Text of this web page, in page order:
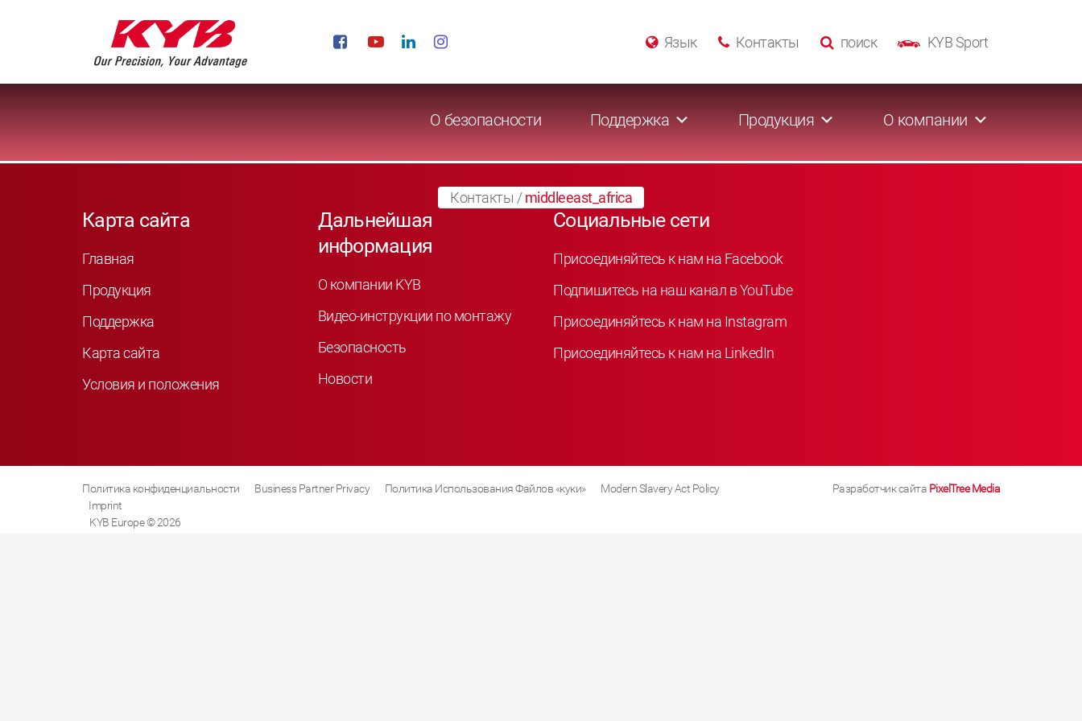
KYB Sport
поиск
Контакты
Язык
О безопасности Поддержка Продукция О компании
Контакты /middleeast_africa
Карта сайта
Главная
Продукция
Поддержка
Карта сайта
Условия и положения
Дальнейшая
информация
О компании KYB
Видео-инструкции по монтажу
Безопасность
Новости
Социальные сети
Присоединяйтесь к нам на Facebook
Подпишитесь на наш канал в YouTube
Присоединяйтесь к нам на Instagram
Присоединяйтесь к нам на LinkedIn
Политика конфиденциальности Business Partner Privacy Политика Использования Файлов «куки»
Modern Slavery Act Policy
Imprint
KYB Europe © 2026
Разработчик сайта PixelTree Media